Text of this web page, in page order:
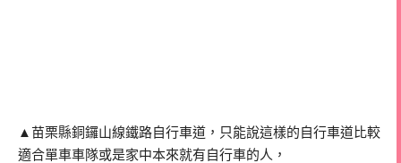
▲苗栗縣銅鑼山線鐵路自行車道，只能說這樣的自行車道比較
適合單車車隊或是家中本來就有自行車的人，